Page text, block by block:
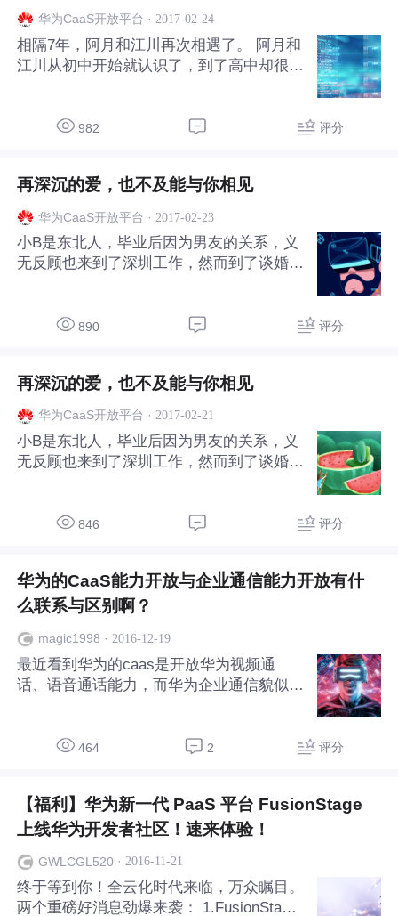
于超级马里奥和俄罗斯方块；初中希望成为
电脑高手，希望有一天能和电视剧里的大神
一样，与黑客决一死战，然后一战成名。
到了大学，他的梦想变得更接地气了，他想
华为CaaS开放平台 · 2017-02-24
相隔7年，阿月和江川再次相遇了。 阿月和
江川从初中开始就认识了，到了高中却很意
很要好朋友。 江川知道阿月喜欢吃各种小
浪费粮食。” “低调点，这样我会招来杀身之
祸的，姐姐我这是天赋异禀。” 所以江川总
带阿月翻墙去学校附近的小吃街吃东西。每
每阿月要付账，江川总是有办法抢先她一
步。 阿月说：“江川同志，为了我们的革命
982 评分
再深沉的爱，也不及能与你相见
华为CaaS开放平台 · 2017-02-23
小B是东北人，毕业后因为男友的关系，义
无反顾也来到了深圳工作，然而到了谈婚论
的工作却依旧不能忘怀。 父母多次劝她回
所以她这次放弃了高薪，毅然决然的选择离
开，就如同来时的义无反顾——来到贵州的
小乡村当支教老师。 校长把她安排住在学
校，乡里大部分都是中老年人，学生们都是
一到六年级学生，父母大多不在身边。看着
890 评分
再深沉的爱，也不及能与你相见
华为CaaS开放平台 · 2017-02-21
小B是东北人，毕业后因为男友的关系，义
无反顾也来到了深圳工作，然而到了谈婚论
的工作却依旧不能忘怀。 父母多次劝她回
所以她这次放弃了高薪，毅然决然的选择离
开，就如同来时的义无反顾——来到贵州的
校，乡里大部分都是中老年人，学生们都是
一到六年级学生，父母大多不在身边。看着
简陋的学校，脏兮兮的学生，起初小B还有
846 评分
华为的CaaS能力开放与企业通信能力开放有什
么联系与区别啊？
magic1998 · 2016-12-19
最近看到华为的caas是开放华为视频通
话、语音通话能力，而华为企业通信貌似也
464 2 评分
【福利】华为新一代 PaaS 平台 FusionStage
上线华为开发者社区！速来体验！
GWLCGL520 · 2016-11-21
终于等到你！全云化时代来临，万众瞩目。
两个重磅好消息劲爆来袭： 1.FusionStage